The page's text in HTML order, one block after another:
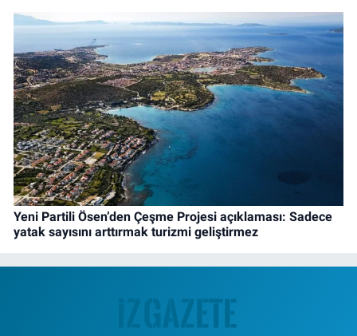
Yeni Partili Ösen’den Çeşme Projesi açıklaması: Sadece
yatak sayısını arttırmak turizmi geliştirmez